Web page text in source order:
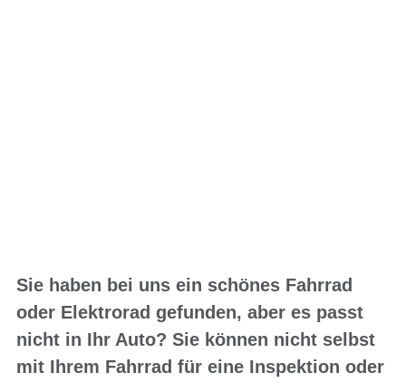
Sie haben bei uns ein schönes Fahrrad
oder Elektrorad gefunden, aber es passt
nicht in Ihr Auto? Sie können nicht selbst
mit Ihrem Fahrrad für eine Inspektion oder